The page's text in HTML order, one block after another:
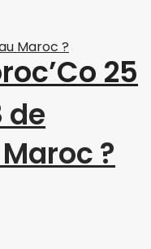
de
?
25